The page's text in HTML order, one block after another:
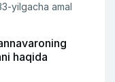
yilgacha amal
haqida